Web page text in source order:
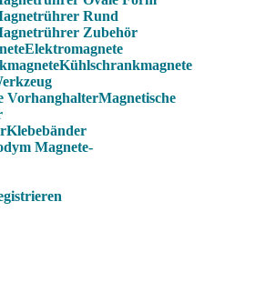
Rund
Zubehör
Elektromagnete
Kühlschrankmagnete
Magnetische
Klebebänder
Magnete-